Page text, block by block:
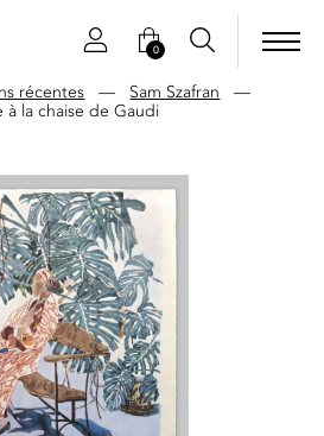
0
récentes — Sam Szafran —
à la chaise de Gaudi